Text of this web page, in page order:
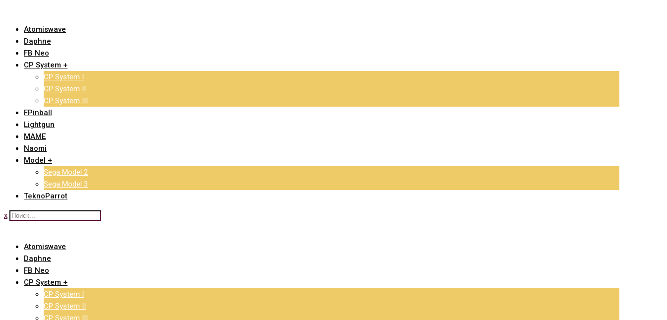
contentAtomiswave
Daphne
FB Neo
CP System +
CP System I
CP System II
CP System III
FPinball
Lightgun
MAME
Naomi
Model +
Sega Model 2
Sega Model 3
TeknoParrot
x
Atomiswave
Daphne
FB Neo
CP System +
CP System I
CP System II
CP System III